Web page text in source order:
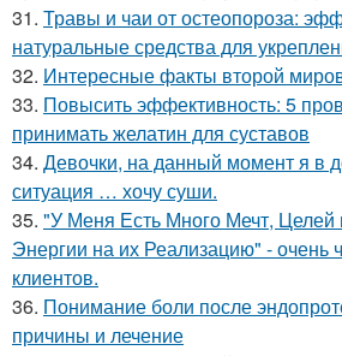
31. Травы и чаи от остеопороза:
натуральные средства для
32. Интересные факты второй
33. Повысить эффективность: 5
принимать желатин для суставов
34. Девочки, на данный момент я в
ситуация … хочу суши.
35. "У Меня Есть Много Мечт, Целей
Энергии на их Реализацию" - очень
клиентов.
36. Понимание боли после
причины и лечение